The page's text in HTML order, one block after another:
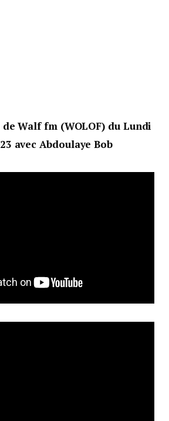
de Walf fm (WOLOF) du Lundi
avec Abdoulaye Bob